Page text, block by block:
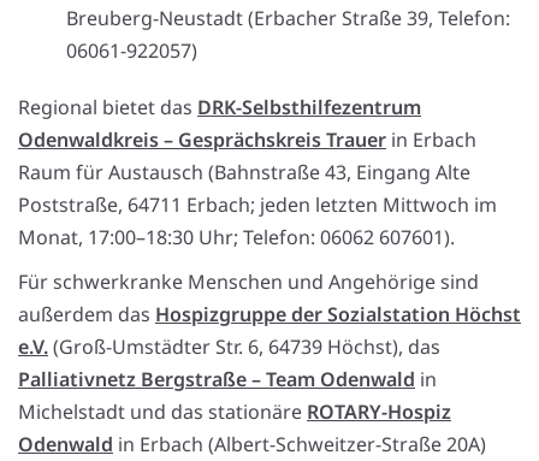
Breuberg-Neustadt (Erbacher Straße 39, Telefon:
06061-922057)
Regional bietet das DRK-Selbsthilfezentrum
Odenwaldkreis – Gesprächskreis Trauer in Erbach
Raum für Austausch (Bahnstraße 43, Eingang Alte
Poststraße, 64711 Erbach; jeden letzten Mittwoch im
Monat, 17:00–18:30 Uhr; Telefon: 06062 607601).
Für schwerkranke Menschen und Angehörige sind
außerdem das Hospizgruppe der Sozialstation Höchst
e.V.(Groß-Umstädter Str. 6, 64739 Höchst), das
Palliativnetz Bergstraße – Team Odenwald in
Michelstadt und das stationäre ROTARY-Hospiz
Odenwald in Erbach (Albert-Schweitzer-Straße 20A)